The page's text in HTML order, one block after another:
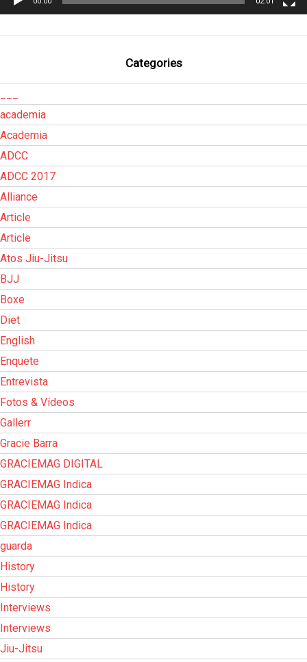
Categories
academia
Academia
ADCC
ADCC 2017
Alliance
Article
Article
Atos Jiu-Jitsu
BJJ
Boxe
Diet
English
Enquete
Entrevista
Fotos & Vídeos
Gallerr
Gracie Barra
GRACIEMAG DIGITAL
GRACIEMAG Indica
GRACIEMAG Indica
GRACIEMAG Indica
guarda
History
History
Interviews
Interviews
Jiu-Jitsu